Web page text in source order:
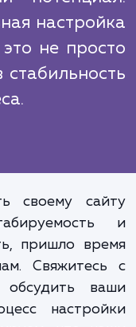
плаву в
помочь
и